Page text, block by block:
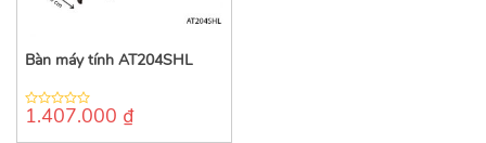
Bàn máy tính AT204SHL
01.407.000 ₫